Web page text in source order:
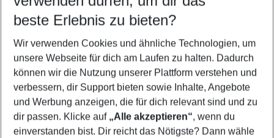
Familienurlaub Rovinj
Last Minute Rovinj
Frübucher Angebote Rovinj für 2026
Pauschalreisen Rovinj
Flug & Hotel Rovinj
beste Erlebnis zu bieten?
Wir verwenden Cookies und ähnliche Technologien, um
unsere Webseite für dich am Laufen zu halten. Dadurch
können wir die Nutzung unserer Plattform verstehen und
verbessern, dir Support bieten sowie Inhalte, Angebote
und Werbung anzeigen, die für dich relevant sind und zu
dir passen. Klicke auf „Alle akzeptieren“, wenn du
einverstanden bist. Dir reicht das Nötigste? Dann wähle